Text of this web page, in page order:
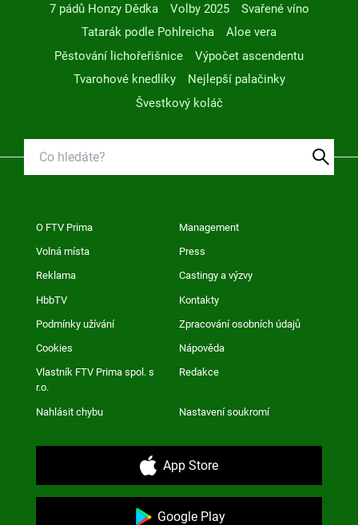
7 pádů Honzy Dědka
Volby 2025
Svařené víno
Tatarák podle Pohlreicha
Aloe vera
Pěstování lichořeřišnice
Výpočet ascendentu
Tvarohové knedlíky
Nejlepší palačinky
Švestkový koláč
O FTV Prima Management
Volná místa Press
Reklama Castingy a výzvy
HbbTV Kontakty
Podmínky užívání Zpracování osobních údajů
Cookies Nápověda
Vlastník FTV Prima spol. s
r.o.
Redakce
Nahlásit chybu Nastavení soukromí
App Store
Google Play